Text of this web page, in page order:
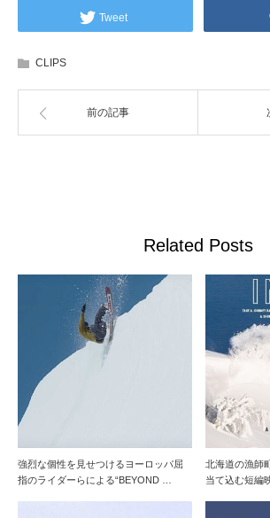
Tweet
CLIPS
前の記事
Related Posts
強烈な個性を見せつけるヨーロッパ屈
指のライダーらによる“BEYOND …
北海道の漁師
当て込む短編